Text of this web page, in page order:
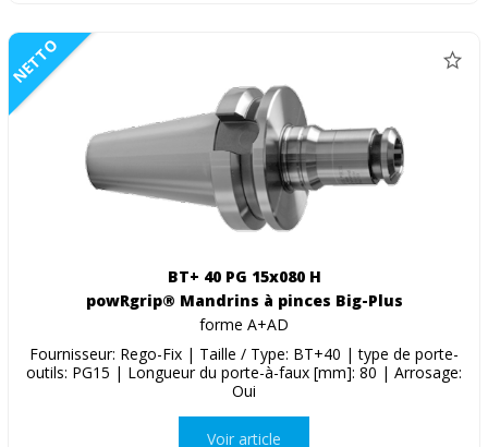
NETTO
BT+ 40 PG 15x080 H
powRgrip® Mandrins à pinces Big-Plus
forme A+AD
Fournisseur: Rego-Fix | Taille / Type: BT+40 | type de porte-
outils: PG15 | Longueur du porte-à-faux [mm]: 80 | Arrosage:
Oui
Voir article